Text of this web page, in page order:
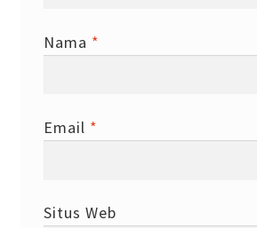
Nama *
Email *
Situs Web